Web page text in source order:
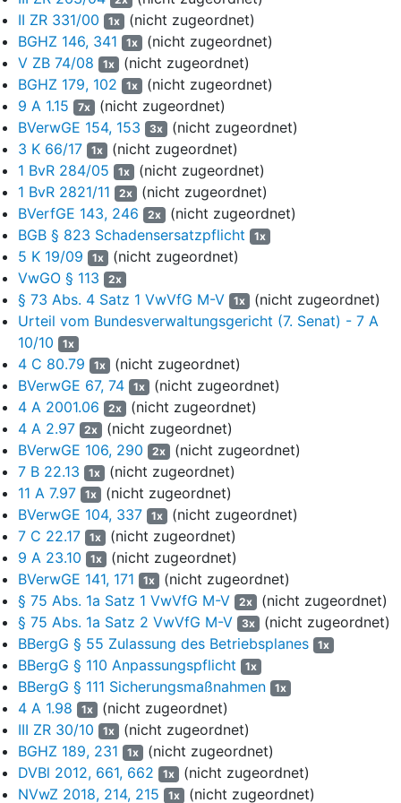
März 1993. Mit Kaufvertrag vom 14. Juli 2006 erfolgte eine
Übertragung der Bewilligung von der H. GmbH & Co. KG auf die
I. GmbH und die J. GmbH; der Zustimmungsbescheid des
Bergamtes datiert vom 16. Oktober 2006. Mit Kaufvertrag vom
11. Februar 2010 wurde eine Vielzahl von
Bergbauberechtigungen, darunter die Bewilligung „Landtief“, von
der A. GbR, vertreten durch die Gesellschafter I. GmbH, J.
GmbH und K. GmbH auf die hiesige Klägerin übertragen; das
Bergamt erteilte die Zustimmung mit Bescheid vom 23. März
2010. Nachdem die Bewilligung zunächst bis zum 31.
Dezember 2006 befristet war, wurde sie mit Bescheid des
Bergamtes Stralsund vom 12. Oktober 2001 bis einschließlich
31. Dezember 2040 verlängert.
5
Das Bewilligungsfeld hat einen Flächeninhalt von etwa 4,2
qkm. Seit 1994 erfolgte die Gewinnungstätigkeit auf der
Grundlage eines mit Bescheid vom 4. Mai 1994 zugelassenen
Hauptbetriebsplans, dessen Geltung mehrfach, zuletzt bis zum
30. Juni 2006, verlängert wurde. Seither liegen keine
Betriebspläne mehr vor. Unstreitig hat eine Gewinnungstätigkeit
seither nicht mehr stattgefunden. Fördermengen, für die
Förderabgaben gezahlt wurden, sind beim Beklagten lediglich für
den Zeitraum von 1994 bis 1996 dokumentiert. Danach wurden
in diesem Zeitraum knapp 400.000 Tonnen Kiessande gefördert.
6
Erst nach Ablauf der Geltungsdauer des letzten
Hauptbetriebsplans erfolgten die beiden letzten
Übertragungen der Bewilligung, im Jahr 2006 auf die
Rechtsvorgänger der Klägerin sowie 2010 auf die Klägerin. Am
8. Oktober 2008 wurde mit Blick auf einen zukünftigen
Rahmenbetriebsplan beim Bergamt Stralsund ein Scoping-
Termin durchgeführt und das Ergebnis in einer Niederschrift
dokumentiert. Weitere Verfahrensschritte erfolgten nicht. Mit
Abschlagskostenbescheid des Bergamtes an die Klägerin vom
5. November 2015 wurden für das Verfahren
Verwaltungsgebühren in Höhe von 623,36 EUR festgesetzt; in
dem Bescheid heißt es, der Zeitpunkt des Abschlusses des
Verfahrens sei nicht absehbar.
7
2012 leitete das Bergamt Stralsund ein Verfahren zur Prüfung
des Widerrufs der Bewilligung nach§ 18 Abs. 3 BBergG
und entschied nach Anhörung der Klägerin mit Bescheid vom
II ZR 331/00
1x (nicht zugeordnet)
BGHZ 146, 341
1x (nicht zugeordnet)
V ZB 74/08
1x (nicht zugeordnet)
BGHZ 179, 102
1x (nicht zugeordnet)
9 A 1.15
7x (nicht zugeordnet)
BVerwGE 154, 153
3x (nicht zugeordnet)
3 K 66/17
1x (nicht zugeordnet)
1 BvR 284/05
1x (nicht zugeordnet)
1 BvR 2821/11
2x (nicht zugeordnet)
BVerfGE 143, 246
2x (nicht zugeordnet)
BGB § 823 Schadensersatzpflicht
1x
5 K 19/09 1x (nicht zugeordnet)
VwGO § 113
2x
§ 73 Abs. 4 Satz 1 VwVfG M-V 1x (nicht zugeordnet)
Urteil vom Bundesverwaltungsgericht (7. Senat) - 7 A
10/10
1x
4 C 80.79 1x (nicht zugeordnet)
BVerwGE 67, 74
1x (nicht zugeordnet)
4 A 2001.06
2x (nicht zugeordnet)
4 A 2.97
2x (nicht zugeordnet)
BVerwGE 106, 290
2x (nicht zugeordnet)
7 B 22.13
1x (nicht zugeordnet)
11 A 7.97
1x (nicht zugeordnet)
BVerwGE 104, 337
1x (nicht zugeordnet)
7 C 22.17
1x (nicht zugeordnet)
9 A 23.10
1x (nicht zugeordnet)
BVerwGE 141, 171
1x (nicht zugeordnet)
§ 75 Abs. 1a Satz 1 VwVfG M-V
2x (nicht zugeordnet)
§ 75 Abs. 1a Satz 2 VwVfG M-V
3x (nicht zugeordnet)
BBergG § 55 Zulassung des Betriebsplanes
1x
BBergG § 110 Anpassungspflicht 1x
BBergG § 111 Sicherungsmaßnahmen 1x
4 A 1.98 1x (nicht zugeordnet)
III ZR 30/10
1x (nicht zugeordnet)
BGHZ 189, 231
1x (nicht zugeordnet)
DVBl 2012, 661, 662
1x (nicht zugeordnet)
NVwZ 2018, 214, 215
1x (nicht zugeordnet)